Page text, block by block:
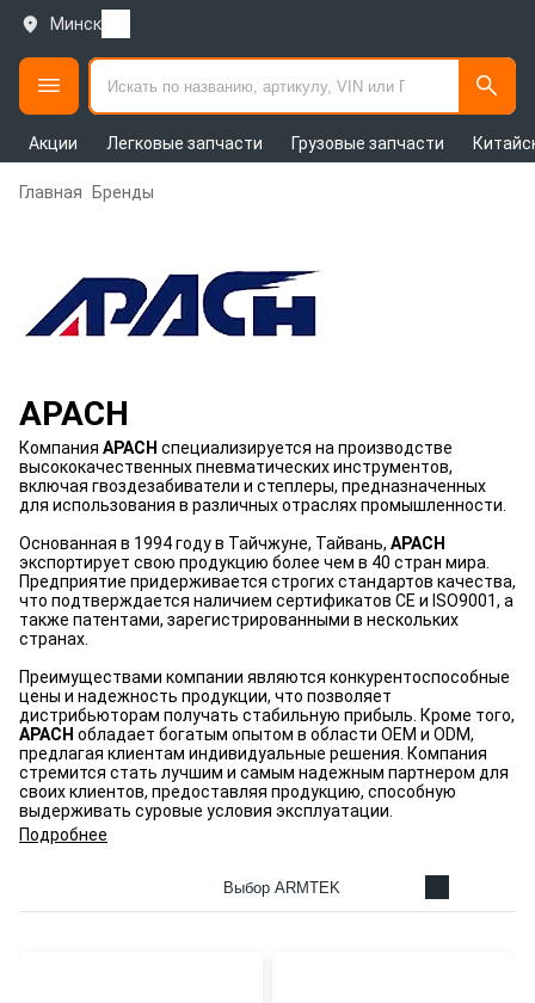
Минск
Акции Легковые запчасти Грузовые запчасти
Главная Бренды
APACH
Компания APACH специализируется на производстве
высококачественных пневматических инструментов,
включая гвоздезабиватели и степлеры, предназначенных
для использования в различных отраслях промышленности.
Основанная в 1994 году в Тайчжуне, Тайвань, APACH
экспортирует свою продукцию более чем в 40 стран мира.
Предприятие придерживается строгих стандартов качества,
что подтверждается наличием сертификатов CE и ISO9001, а
также патентами, зарегистрированными в нескольких
странах.
Преимуществами компании являются конкурентоспособные
цены и надежность продукции, что позволяет
дистрибьюторам получать стабильную прибыль. Кроме того,
APACH обладает богатым опытом в области OEM и ODM,
предлагая клиентам индивидуальные решения. Компания
стремится стать лучшим и самым надежным партнером для
своих клиентов, предоставляя продукцию, способную
выдерживать суровые условия эксплуатации.
Подробнее
Выбор ARMTEK